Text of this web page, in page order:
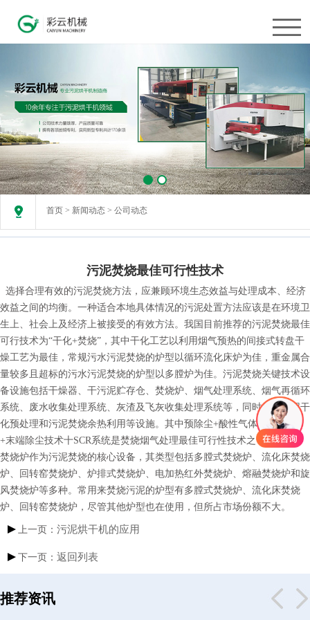
首
页
关
于
中
心
应
用
现
场
新
效
首页 > 新闻动态 > 公司动态
污泥焚烧最佳可行性技术
选择合理有效的污泥焚烧方法，应兼顾环境生态效益与处理成本、经济
效益之间的均衡。一种适合本地具体情况的污泥处置方法应该是在环境卫
生上、社会上及经济上被接受的有效方法。我国目前推荐的污泥焚烧最佳
可行技术为“干化+焚烧”，其中干化工艺以利用烟气预热的间接式转盘干
燥工艺为最佳，常规污水污泥焚烧的炉型以循环流化床炉为佳，重金属合
量较多且超标的污水污泥焚烧的炉型以多膛炉为佳。污泥焚烧关键技术设
备设施包括干燥器、干污泥贮存仓、焚烧炉、烟气处理系统、烟气再循环
系统、废水收集处理系统、灰渣及飞灰收集处理系统等，同时包括污泥干
化预处理和污泥焚烧余热利用等设施。其中预除尘+酸性气体去除技术
+末端除尘技术十SCR系统是焚烧烟气处理最佳可行性技术之一。
焚烧炉作为污泥焚烧的核心设备，其类型包括多膛式焚烧炉、流化床焚烧
炉、回转窑焚烧炉、炉排式焚烧炉、电加热红外焚烧炉、熔融焚烧炉和旋
风焚烧炉等多种。常用来焚烧污泥的炉型有多膛式焚烧炉、流化床焚烧
炉、回转窑焚烧炉，尽管其他炉型也在使用，但所占市场份额不大。
上一页：污泥烘干机的应用
下一页：返回列表
推荐资讯